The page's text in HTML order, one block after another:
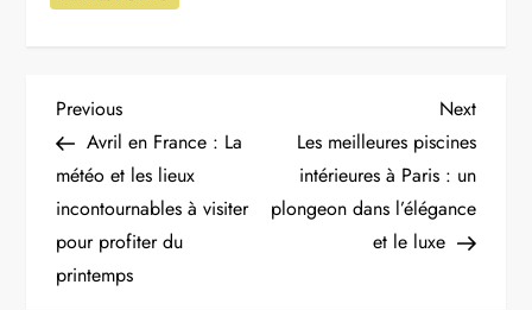
N
a
v
i
Previous
Post
Previous
Avril en France : La
météo et les lieux
incontournables à visiter
pour profiter du
printemps
Next
Post
Next
Les meilleures piscines
intérieures à Paris : un
plongeon dans l’élégance
et le luxe